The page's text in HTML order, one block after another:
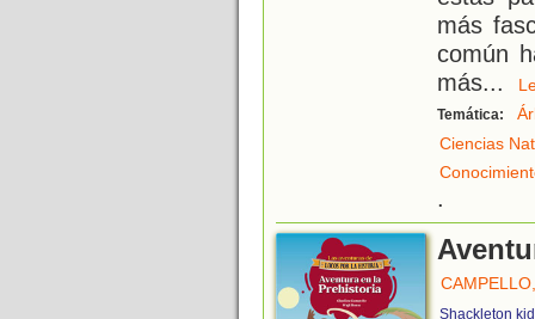
más
común
más...
Temática:
Ciencias
.
Shackleton